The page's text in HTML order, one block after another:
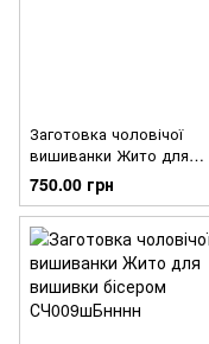
Заготовка чоловічої
вишиванки Жито для
вишивки бісером
СЧ009кМнннн
750.00 грн